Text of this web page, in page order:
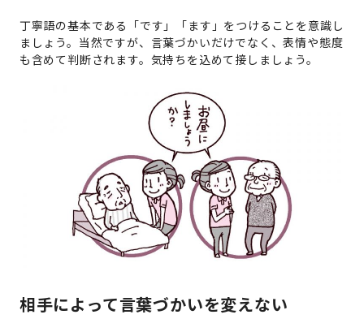
丁寧語の基本である「です」「ます」をつけることを意識し
ましょう。当然ですが、言葉づかいだけでなく、表情や態度
も含めて判断されます。気持ちを込めて接しましょう。
相手によって言葉づかいを変えない